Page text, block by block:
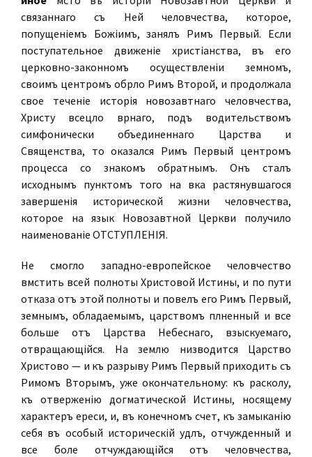
связаннаго съ Ней человѣчества, которое,
попущеніемъ Божіимъ, занялъ Римъ Первый. Если
поступательное движеніе христіанства, въ его
церковно-законномъ осуществленіи земномъ,
своимъ центромъ обрѣло Римъ Второй, и продолжала
свое теченіе исторія новозавѣтнаго человѣчества,
Христу всецѣло вѣрнаго, подъ водительствомъ
симфонически объединеннаго Царства и
Священства, то оказался Римъ Первый центромъ
процесса со знакомъ обратнымъ. Онъ сталъ
исходнымъ пунктомъ того на вѣка растянувшагося
завершенія исторической жизни человѣчества,
которое на языкѣ Новозавѣтной Церкви получило
наименованіе ОТСТУПЛЕНІЯ.
Не смогло западно-европейское человѣчество
вмѣстить всей полноты Христовой Истины, и по пути
отказа отъ этой полноты и повелъ его Римъ Первый,
земнымъ, обладаемымъ, царствомъ плѣненный и все
больше отъ Царства Небеснаго, взыскуемаго,
отвращающійся. На землю низводится Царство
Христово — и къ разрыву Римъ Первый приходить съ
Римомъ Вторымъ, уже окончательному: къ расколу,
къ отверженію догматической Истины, носящему
характеръ ереси, и, въ конечномъ счетѣ, къ замыканію
себя въ особый историческій удѣлъ, отчужденный и
все болѣе отчуждающійся отъ человѣчества,